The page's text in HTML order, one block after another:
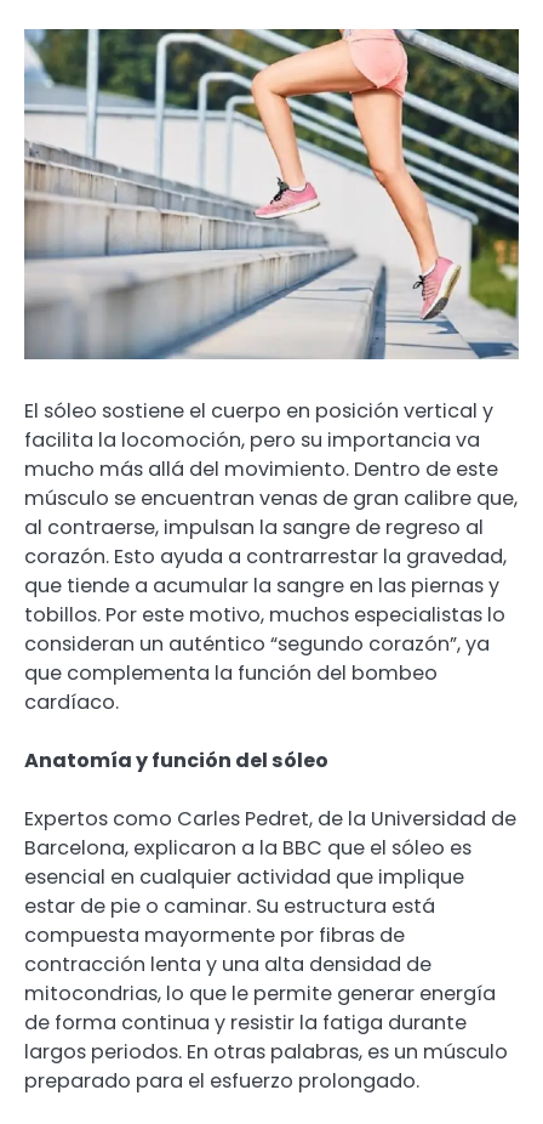
El sóleo sostiene el cuerpo en posición vertical y
facilita la locomoción, pero su importancia va
mucho más allá del movimiento. Dentro de este
músculo se encuentran venas de gran calibre que,
al contraerse, impulsan la sangre de regreso al
corazón. Esto ayuda a contrarrestar la gravedad,
que tiende a acumular la sangre en las piernas y
tobillos. Por este motivo, muchos especialistas lo
consideran un auténtico “segundo corazón”, ya
que complementa la función del bombeo
cardíaco.
Anatomía y función del sóleo
Expertos como Carles Pedret, de la Universidad de
Barcelona, explicaron a la BBC que el sóleo es
esencial en cualquier actividad que implique
estar de pie o caminar. Su estructura está
compuesta mayormente por fibras de
contracción lenta y una alta densidad de
mitocondrias, lo que le permite generar energía
de forma continua y resistir la fatiga durante
largos periodos. En otras palabras, es un músculo
preparado para el esfuerzo prolongado.